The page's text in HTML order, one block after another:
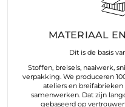
MATERIAAL
Dit is de basis
Stoffen, breisels, naaiwerk,
verpakking. We produceren
ateliers en
samenwerken. Dat zijn
gebaseerd op